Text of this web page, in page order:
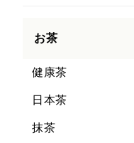
お茶
健康茶
日本茶
抹茶